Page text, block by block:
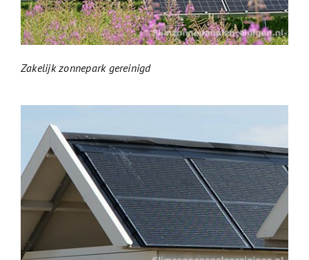
Zakelijk zonnepark gereinigd